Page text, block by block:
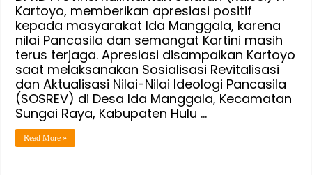
Ida
Manggala
Kartoyo, memberikan apresiasi positif
kepada masyarakat Ida Manggala, karena
nilai Pancasila dan semangat Kartini masih
terus terjaga. Apresiasi disampaikan Kartoyo
saat melaksanakan Sosialisasi Revitalisasi
dan Aktualisasi Nilai-Nilai Ideologi Pancasila
(SOSREV) di Desa Ida Manggala, Kecamatan
Sungai Raya, Kabupaten Hulu …
Read More »